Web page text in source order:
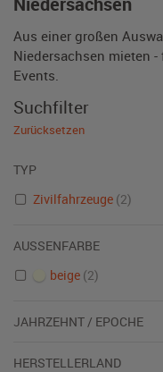
Aus einer großen
Niedersachsen mieten
Events.
Suchfilter
Zurücksetzen
TYP
Zivilfahrzeuge (2)
AUSSENFARBE
beige (2)
JAHRZEHNT / EPOCHE
HERSTELLERLAND